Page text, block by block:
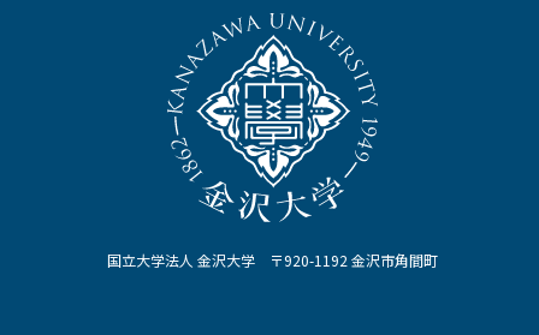
国立大学法人 金沢大学 〒920-1192 金沢市角間町